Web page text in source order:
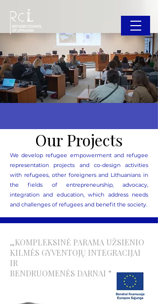
Our Projects
We develop refugee empowerment and refugee
representation projects and co-design activities
with refugees, other foreigners and Lithuanians in
the fields of entrepreneurship, advocacy,
integration and education, which address needs
and challenges of refugees and benefit the society.
„KOMPLEKSINĖ PARAMA UŽSIENIO
KILMĖS GYVENTOJŲ INTEGRACIJAI
IR
BENDRUOMENĖS DARNAI “